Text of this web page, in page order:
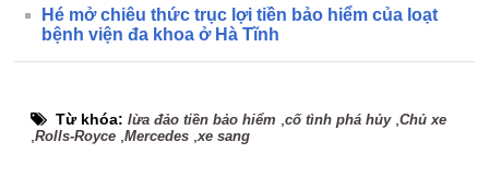
Hé mở chiêu thức trục lợi tiền bảo hiểm của loạt
bệnh viện đa khoa ở Hà Tĩnh
Từ khóa:lừa đảo tiền bảo hiểm ,cố tình phá hủy,Chủ xe
,Rolls-Royce ,Mercedes ,xe sang